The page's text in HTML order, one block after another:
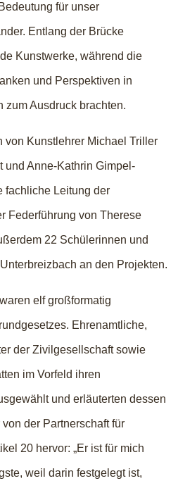
für unser
Entlang der Brücke
Kunstwerke, während die
und Perspektiven in
Ausdruck brachten.
von Kunstlehrer Michael Triller
und Anne-Kathrin Gimpel-
fachliche Leitung der
Federführung von Therese
22 Schülerinnen und
an den Projekten.
elf großformatig
Ehrenamtliche,
der Zivilgesellschaft sowie
im Vorfeld ihren
und erläuterten dessen
der Partnerschaft für
20 hervor: „Er ist für mich
weil darin festgelegt ist,